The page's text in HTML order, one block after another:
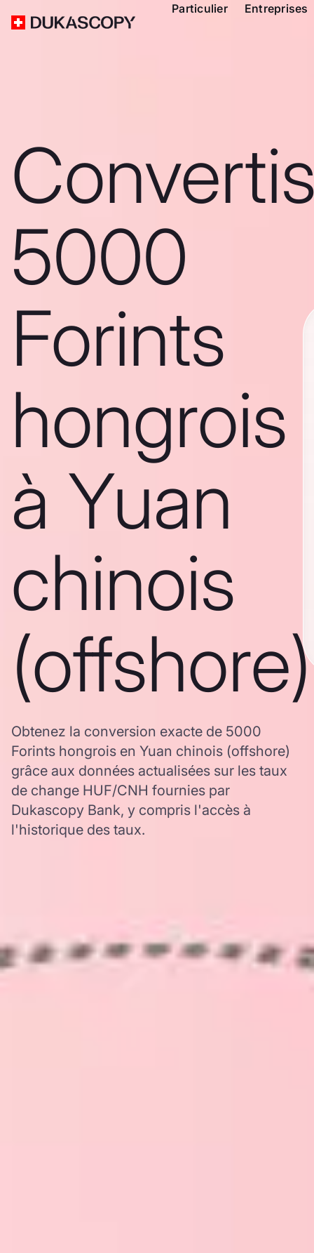
Particulier Entreprises
5000
Forints
hongrois
à Yuan
chinois
(offshore)
Obtenez la conversion exacte de 5000
Forints hongrois en Yuan chinois (offshore)
grâce aux données actualisées sur les taux
de change HUF/CNH fournies par
Dukascopy Bank, y compris l'accès à
l'historique des taux.